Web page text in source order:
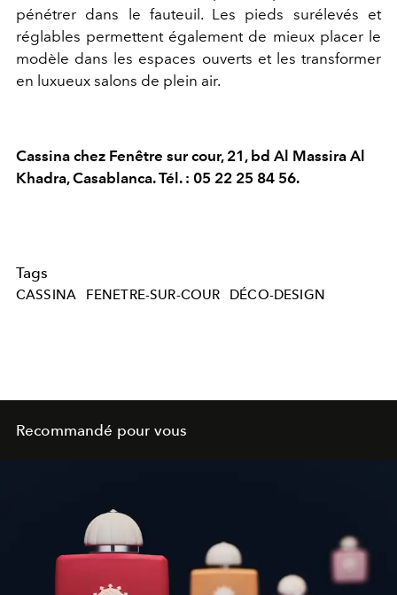
pénétrer dans le fauteuil. Les pieds surélevés et
réglables permettent également de mieux placer le
modèle dans les espaces ouverts et les transformer
en luxueux salons de plein air.
Cassina chez Fenêtre sur cour, 21, bd Al Massira Al
Khadra, Casablanca. Tél. : 05 22 25 84 56.
Tags
CASSINA FENETRE-SUR-COUR DÉCO-DESIGN
Recommandé pour vous